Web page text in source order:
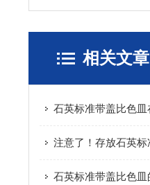
相关文章